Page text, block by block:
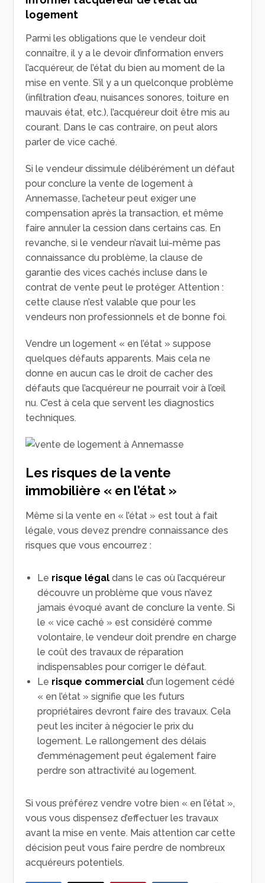
logement
Parmi les obligations que le vendeur doit
connaître, il y a le devoir d’information envers
l’acquéreur, de l’état du bien au moment de la
mise en vente. S’il y a un quelconque problème
(infiltration d’eau, nuisances sonores, toiture en
mauvais état, etc.), l’acquéreur doit être mis au
courant. Dans le cas contraire, on peut alors
parler de vice caché.
Si le vendeur dissimule délibérément un défaut
pour conclure la vente de logement à
Annemasse, l’acheteur peut exiger une
compensation après la transaction, et même
faire annuler la cession dans certains cas. En
revanche, si le vendeur n’avait lui-même pas
connaissance du problème, la clause de
garantie des vices cachés incluse dans le
contrat de vente peut le protéger. Attention :
cette clause n’est valable que pour les
vendeurs non professionnels et de bonne foi.
Vendre un logement « en l’état » suppose
quelques défauts apparents. Mais cela ne
donne en aucun cas le droit de cacher des
défauts que l’acquéreur ne pourrait voir à l’œil
nu. C’est à cela que servent les diagnostics
techniques.
Les risques de la vente
immobilière « en l’état »
Même si la vente en « l’état » est tout à fait
légale, vous devez prendre connaissance des
risques que vous encourrez :
Le risque légaldans le cas où l’acquéreur
découvre un problème que vous n’avez
jamais évoqué avant de conclure la vente. Si
le « vice caché » est considéré comme
volontaire, le vendeur doit prendre en charge
le coût des travaux de réparation
indispensables pour corriger le défaut.
Le risque commerciald’un logement cédé
« en l’état » signifie que les futurs
propriétaires devront faire des travaux. Cela
peut les inciter à négocier le prix du
logement. Le rallongement des délais
d’emménagement peut également faire
perdre son attractivité au logement.
Si vous préférez vendre votre bien « en l’état »,
vous vous dispensez d’effectuer les travaux
avant la mise en vente. Mais attention car cette
décision peut vous faire perdre de nombreux
acquéreurs potentiels.